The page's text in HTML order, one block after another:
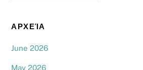
ΑΡΧΕΊΑ
June 2026
May 2026